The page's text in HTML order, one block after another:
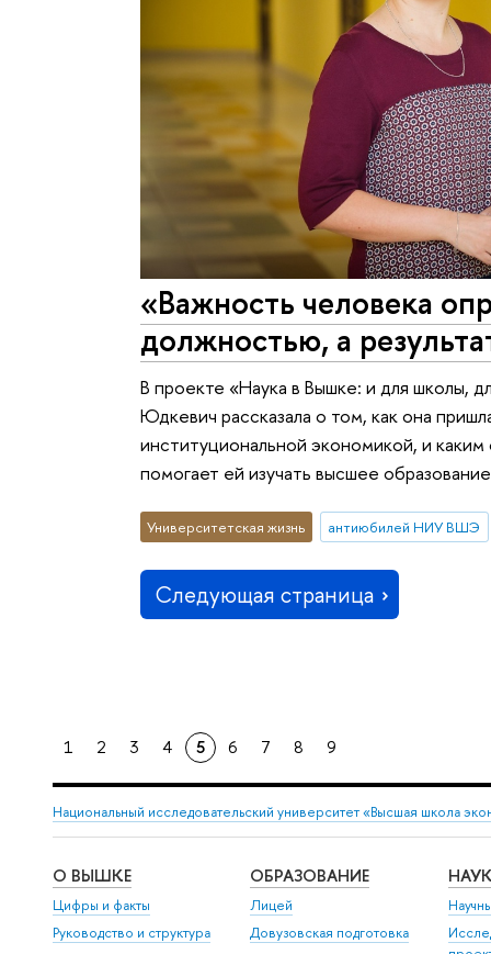
«Важность человека
должностью, а
В проекте «Наука в Вышке: и для школы,
Юдкевич рассказала о том, как она
институциональной экономикой, и
помогает ей изучать высшее
Университетская жизнь антиюбилей НИУ ВШЭ
Следующая страница
1 2 3 4 5 6 7 8 9
Национальный исследовательский университет «Высшая школа
О ВЫШКЕ
Цифры и факты
Руководство и структура
ОБРАЗОВАНИЕ
Лицей
Довузовская подготовка